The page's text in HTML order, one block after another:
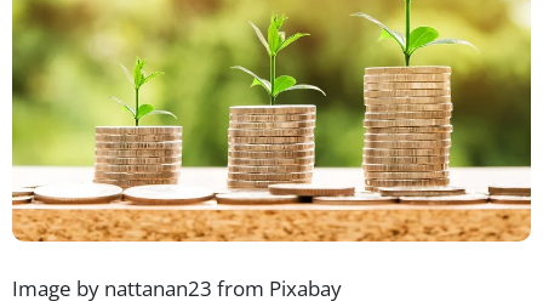
Image by nattanan23 from Pixabay